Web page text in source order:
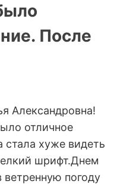
После
Александровна!
отличное
стала хуже видеть
шрифт.Днем
погоду